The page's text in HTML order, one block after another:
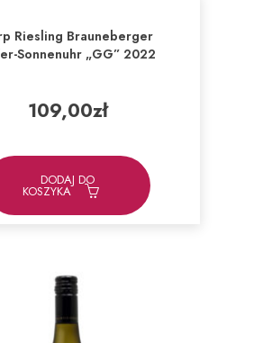
Riesling Brauneberger
Sonnenuhr „GG” 2022
109,00zł
DODAJ DO
KOSZYKA